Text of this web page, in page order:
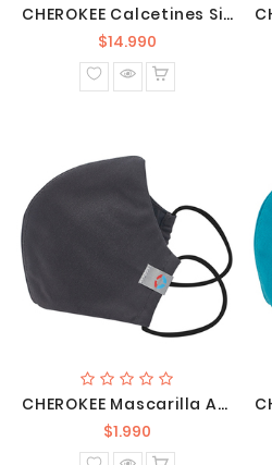
CHEROKEE Calcetines Sin Costura Para Diabéticos TF717 BLK
$14.990
normal
CHEROKEE Mascarilla Antimicrobiana Y Antifluido Gris WW560AB PWT
$1.990
normal